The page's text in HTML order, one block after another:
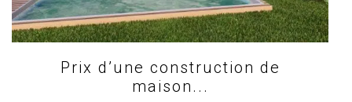
Prix d’une construction de
maison...